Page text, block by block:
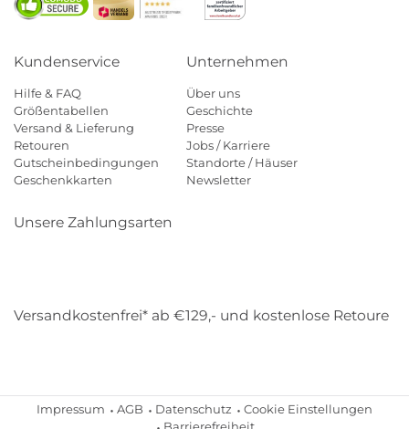
Kundenservice
Hilfe & FAQ
Größentabellen
Versand & Lieferung
Retouren
Gutscheinbedingungen
Geschenkkarten
Unternehmen
Über uns
Geschichte
Presse
Jobs / Karriere
Standorte / Häuser
Newsletter
Unsere Zahlungsarten
Versandkostenfrei* ab €129,- und kostenlose Retoure
Impressum AGB Datenschutz
Cookie Einstellungen